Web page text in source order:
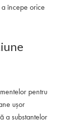
începe orice
pentru
ușor
a substanțelor